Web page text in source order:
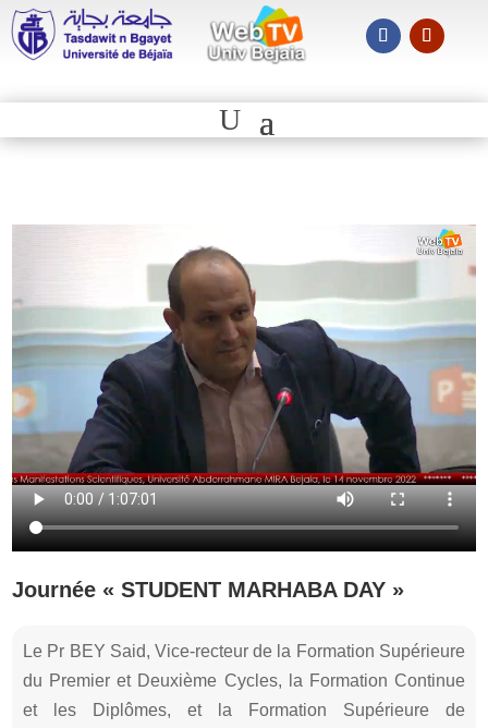
Journée « STUDENT MARHABA DAY »
Le Pr BEY Said, Vice-recteur de la Formation Supérieure
du Premier et Deuxième Cycles, la Formation Continue
et les Diplômes, et la Formation Supérieure de